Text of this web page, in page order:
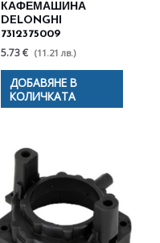
КАФЕМАШИНА
DELONGHI
7312375009
5.73 € (11.21 лв.)
ДОБАВЯНЕ В
КОЛИЧКАТА